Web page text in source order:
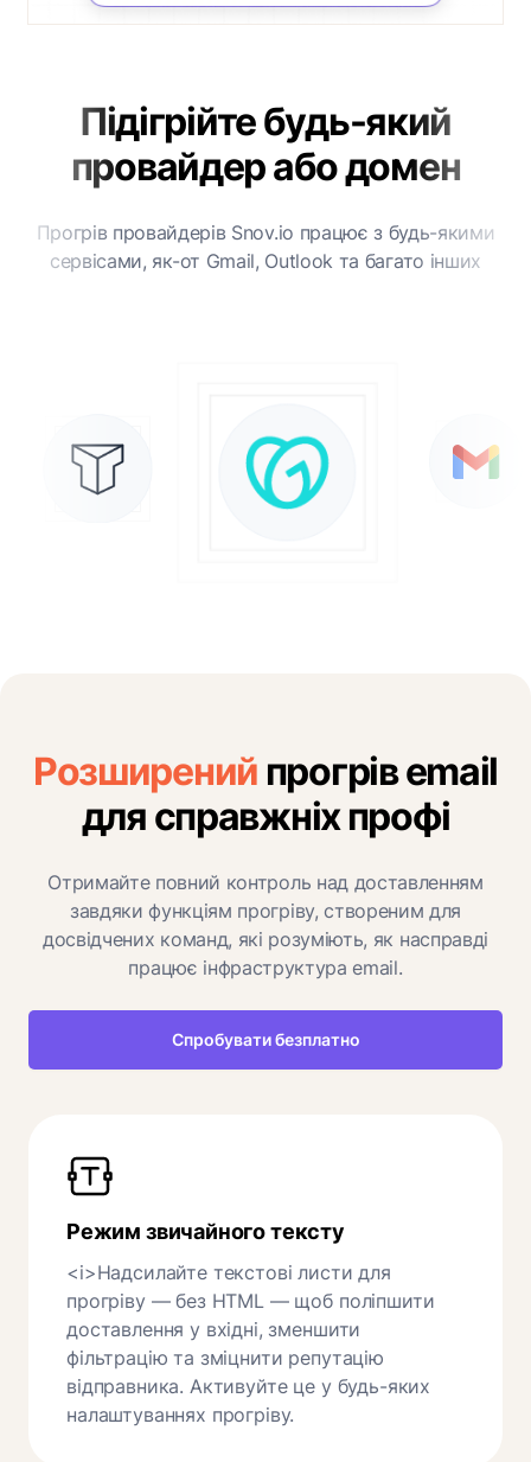
Підігрійте будь-який
провайдер або домен
Прогрів провайдерів Snov.io працює з будь-якими
сервісами, як-от Gmail, Outlook та багато інших
Розширений прогрів email
для справжніх профі
Отримайте повний контроль над доставленням
завдяки функціям прогріву, створеним для
досвідчених команд, які розуміють, як насправді
працює інфраструктура email.
Спробувати безплатно
Режим звичайного тексту
<i>Надсилайте текстові листи для
прогріву — без HTML — щоб поліпшити
доставлення у вхідні, зменшити
фільтрацію та зміцнити репутацію
відправника. Активуйте це у будь-яких
налаштуваннях прогріву.